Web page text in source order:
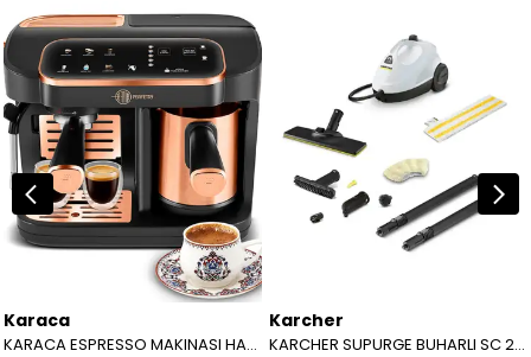
Karaca
KARACA ESPRESSO MAKINASI HATIR PERFETTO ESPRESSO T.K.M. COPPER 8683650465904
Karcher
KARCHER SUPURGE BUHARLI SC 2 EASYFIX EU BEYAZ 15126000